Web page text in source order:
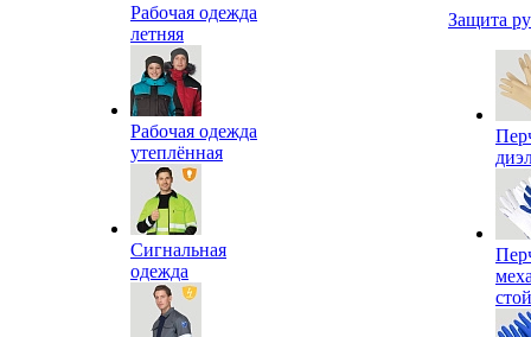
Рабочая одежда
летняя
Рабочая одежда
утеплённая
Сигнальная
одежда
Защита